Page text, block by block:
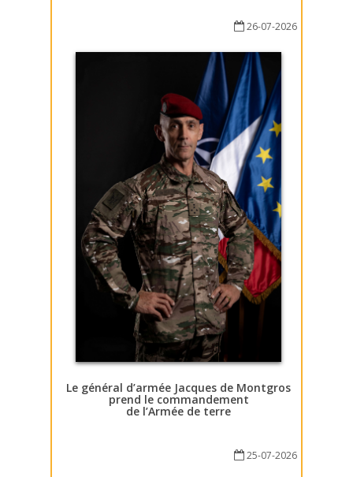
26-07-2026
Le général d’armée Jacques de Montgros
prend le commandement
de l’Armée de terre
25-07-2026